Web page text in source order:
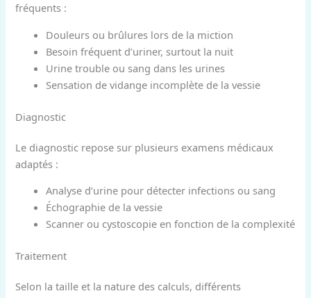
fréquents :
Douleurs ou brûlures lors de la miction
Besoin fréquent d’uriner, surtout la nuit
Urine trouble ou sang dans les urines
Sensation de vidange incomplète de la vessie
Diagnostic
Le diagnostic repose sur plusieurs examens médicaux
adaptés :
Analyse d’urine pour détecter infections ou sang
Échographie de la vessie
Scanner ou cystoscopie en fonction de la complexité
Traitement
Selon la taille et la nature des calculs, différents